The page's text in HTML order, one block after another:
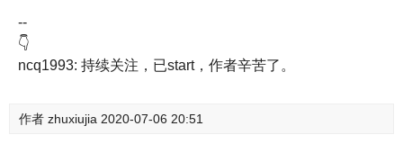
--
👇
ncq1993: 持续关注，已start，作者辛苦了。
作者 zhuxiujia 2020-07-06 20:51